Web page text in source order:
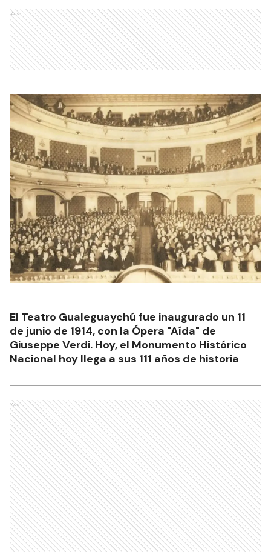
Ads
El Teatro Gualeguaychú fue inaugurado un 11
de junio de 1914, con la Ópera "Aída" de
Giuseppe Verdi. Hoy, el Monumento Histórico
Nacional hoy llega a sus 111 años de historia
Ads